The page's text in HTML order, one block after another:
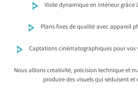
Visite dynamique en intérieur grâce
Plans fixes de qualité avec appareil
Captations cinématographiques pour vos
Nous allions créativité, précision technique et
produire des visuels qui séduisent